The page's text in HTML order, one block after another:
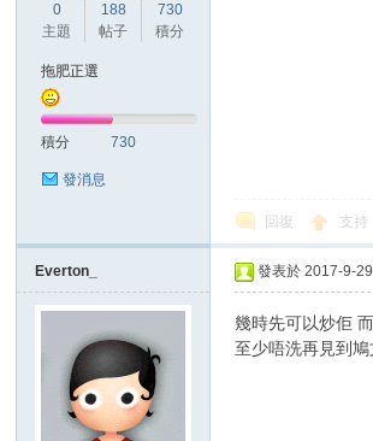
0
主題
188
帖子
730
積分
拖肥正選
積分 730
發消息
回復 支持
Everton_ 發表於 2017-9-
幾時先可以炒佢
至少唔洗再見到鳩